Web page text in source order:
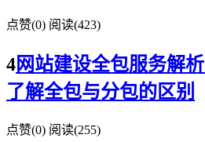
点赞(0) 阅读(423)
4网站建设全包服务解
了解全包与分包的区别
点赞(0) 阅读(255)